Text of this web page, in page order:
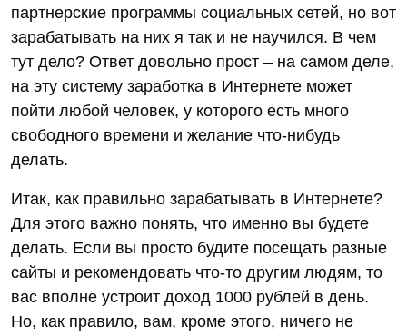
партнерские программы социальных сетей, но вот
зарабатывать на них я так и не научился. В чем
тут дело? Ответ довольно прост – на самом деле,
на эту систему заработка в Интернете может
пойти любой человек, у которого есть много
свободного времени и желание что-нибудь
делать.
Итак, как правильно зарабатывать в Интернете?
Для этого важно понять, что именно вы будете
делать. Если вы просто будите посещать разные
сайты и рекомендовать что-то другим людям, то
вас вполне устроит доход 1000 рублей в день.
Но, как правило, вам, кроме этого, ничего не